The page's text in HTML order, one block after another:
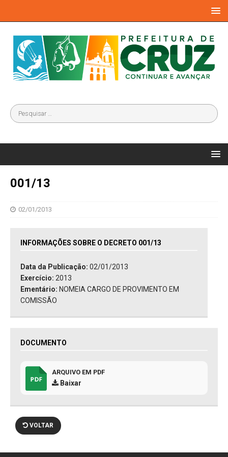
001/13
02/01/2013
INFORMAÇÕES SOBRE O DECRETO 001/13
Data da Publicação: 02/01/2013
Exercício: 2013
Ementário: NOMEIA CARGO DE PROVIMENTO EM
COMISSÃO
DOCUMENTO
ARQUIVO EM PDF
Baixar
VOLTAR